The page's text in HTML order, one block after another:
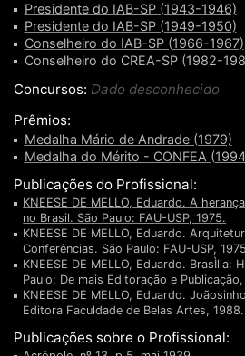
Presidente do IAB-SP (1943-1946)
Presidente do IAB-SP (1949-1950)
Conselheiro do IAB-SP (1966-1967)
Conselheiro do CREA-SP (1982-
Concursos: Dado desconhecido
Prêmios:
Medalha Mário de Andrade (1979)
Medalha do Mérito - CONFEA
Publicações do Profissional:
KNEESE DE MELLO, Eduardo. A
no Brasil. São Paulo: FAU-USP, 1975.
KNEESE DE MELLO, Eduardo.
Conferências. São Paulo: FAU-USP,
KNEESE DE MELLO, Eduardo. BrasÌlia:
Paulo: De mais Editoração e
KNEESE DE MELLO, Eduardo.
Editora Faculdade de Belas Artes, 1988.
Publicações sobre o Profissional: